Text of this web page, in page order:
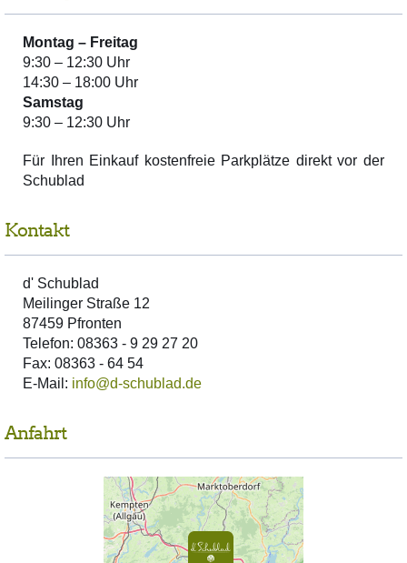
Montag – Freitag
9:30 – 12:30 Uhr
14:30 – 18:00 Uhr
Samstag
9:30 – 12:30 Uhr
Für Ihren Einkauf kostenfreie Parkplätze direkt vor der
Schublad
Kontakt
d' Schublad
Meilinger Straße 12
87459 Pfronten
Telefon: 08363 - 9 29 27 20
Fax: 08363 - 64 54
E-Mail: info@d-schublad.de
Anfahrt